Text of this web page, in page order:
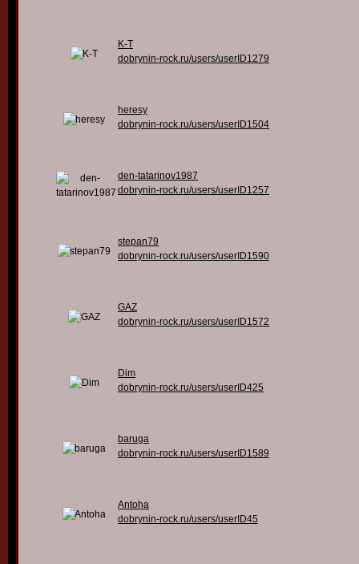
K-T
dobrynin-rock.ru/users/userID1279
heresy
dobrynin-rock.ru/users/userID1504
den-tatarinov1987
dobrynin-rock.ru/users/userID1257
stepan79
dobrynin-rock.ru/users/userID1590
GAZ
dobrynin-rock.ru/users/userID1572
Dim
dobrynin-rock.ru/users/userID425
baruga
dobrynin-rock.ru/users/userID1589
Antoha
dobrynin-rock.ru/users/userID45